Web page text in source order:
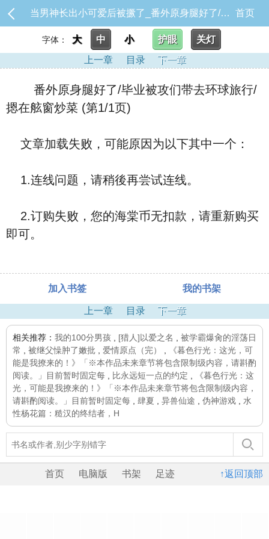
当男神长出小可爱后被撅了_番外原身腿好了/毕业被攻们带去环球旅行/摁在舷窗炒菜 首页
字体： 大 中 小 护眼
关灯
上一章
目录 下一章
番外原身腿好了/毕业被攻们带去环球旅行/
摁在舷窗炒菜 (第1/1页)
文章加载失败，可能原因为以下其中一个：
1.连线问题，请稍後再尝试连线。
2.订购失败，您的海棠币无扣款，请重新购买
即可。
加入书签 我的书架
上一章 目录 下一章
相关推荐： 我的100分男孩 [猎人]以爱之名
被学霸爆肏的淫荡日
常
被继父懆肿了嫩批 爱情原点（完）
《暮色行光：这光，可
能是我撩来的！》「※本作品未来章节将包含限制级内容，请斟酌
阅读。」目前暂时固定每
比永远短一点的约定
《暮色行光：这
光，可能是我撩来的！》「※本作品未来章节将包含限制级内容，
请斟酌阅读。」目前暂时固定每
肆夏 异兽仙途 伪神游戏
水
性杨花篇：糙汉的终结者，H
↑返回顶部
首页 电脑版 书架 足迹